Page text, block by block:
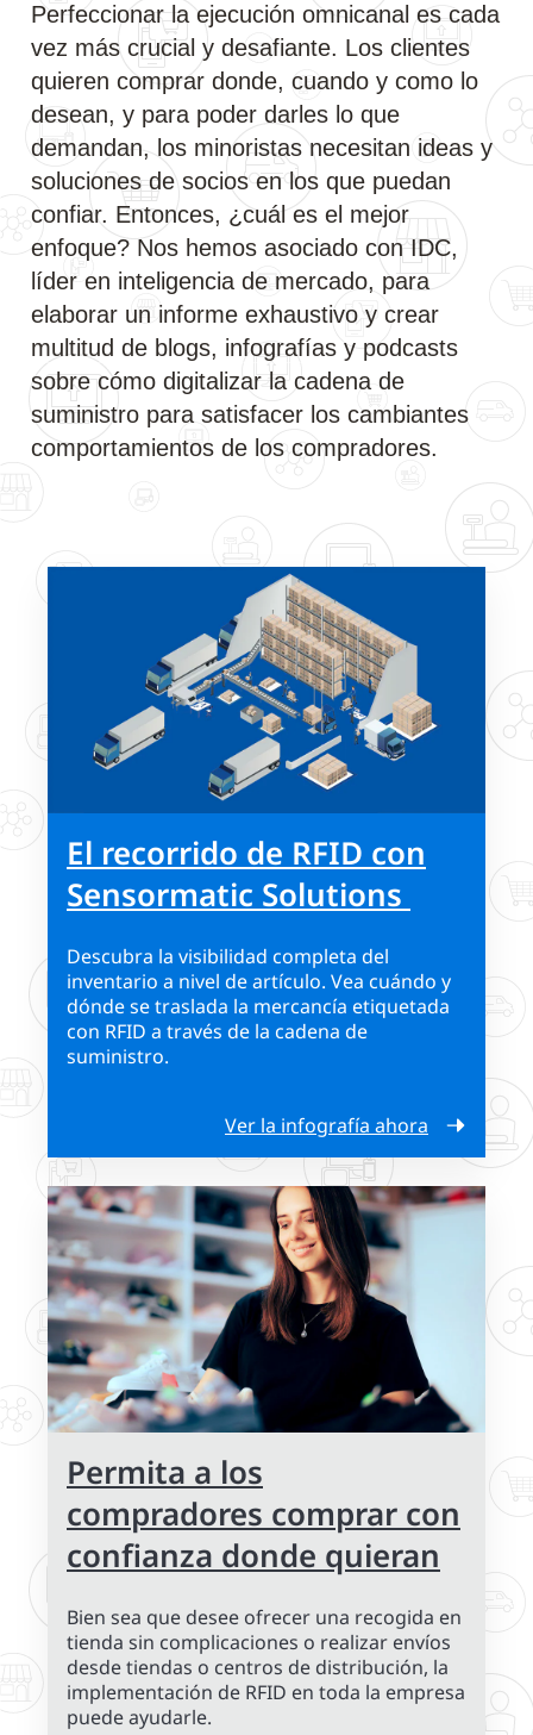
Perfeccionar la ejecución omnicanal es cada
vez más crucial y desafiante. Los clientes
quieren comprar donde, cuando y como lo
desean, y para poder darles lo que
demandan, los minoristas necesitan ideas y
soluciones de socios en los que puedan
confiar. Entonces, ¿cuál es el mejor
enfoque? Nos hemos asociado con IDC,
líder en inteligencia de mercado, para
elaborar un informe exhaustivo y crear
multitud de blogs, infografías y podcasts
sobre cómo digitalizar la cadena de
suministro para satisfacer los cambiantes
comportamientos de los compradores.
El recorrido de RFID con
Sensormatic Solutions
Descubra la visibilidad completa del
inventario a nivel de artículo. Vea cuándo y
dónde se traslada la mercancía etiquetada
con RFID a través de la cadena de
suministro.
Ver la infografía ahora
Permita a los
compradores comprar con
confianza donde quieran
Bien sea que desee ofrecer una recogida en
tienda sin complicaciones o realizar envíos
desde tiendas o centros de distribución, la
implementación de RFID en toda la empresa
puede ayudarle.